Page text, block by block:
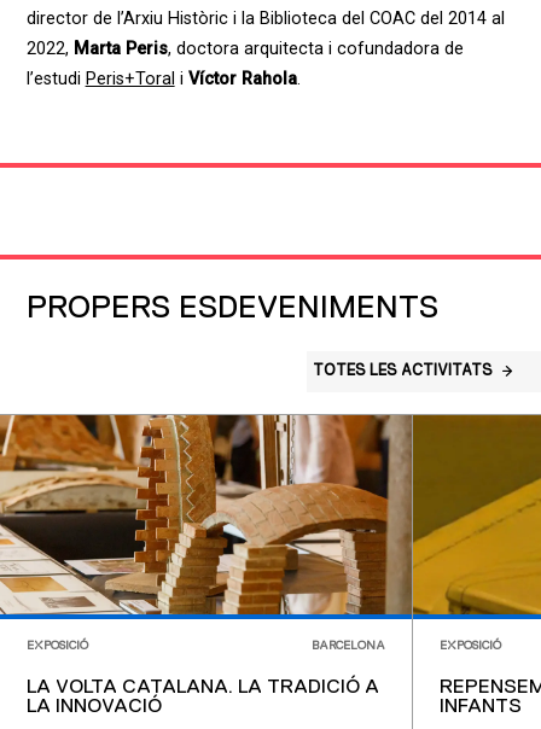
director de l’Arxiu Històric i la Biblioteca del COAC del 2014 al
2022, Marta Peris, doctora arquitecta i cofundadora de
l’estudi Peris+Toral i Víctor Rahola.
PROPERS ESDEVENIMENTS
TOTES LES ACTIVITATS
EXPOSICIÓ BARCELONA
LA VOLTA CATALANA. LA TRADICIÓ A
LA INNOVACIÓ
EXPOSICIÓ
INFANTS